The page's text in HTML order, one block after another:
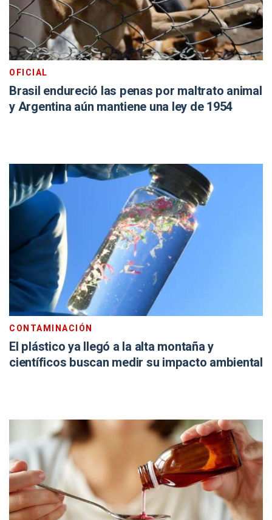
OFICIAL
Brasil endureció las penas por maltrato animal
y Argentina aún mantiene una ley de 1954
CONTAMINACIÓN
El plástico ya llegó a la alta montaña y
científicos buscan medir su impacto ambiental